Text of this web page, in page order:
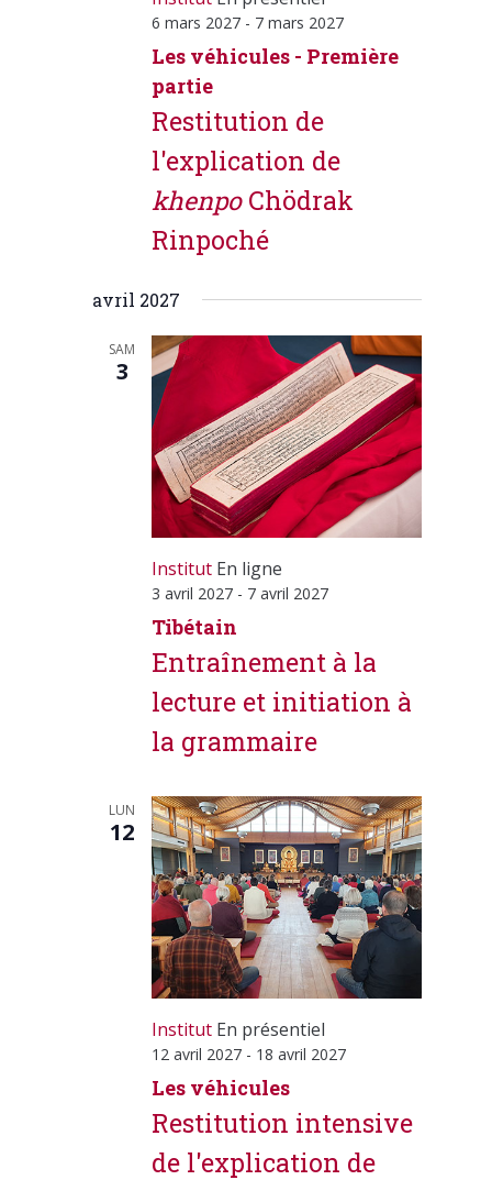
6 mars 2027 - 7 mars 2027
Les véhicules - Première
partie
Restitution de
l'explication de
khenpoChödrak
Rinpoché
avril 2027
SAM
3
Institut En ligne
3 avril 2027 - 7 avril 2027
Tibétain
Entraînement à la
lecture et initiation à
la grammaire
LUN
12
Institut En présentiel
12 avril 2027 - 18 avril 2027
Les véhicules
Restitution intensive
de l'explication de